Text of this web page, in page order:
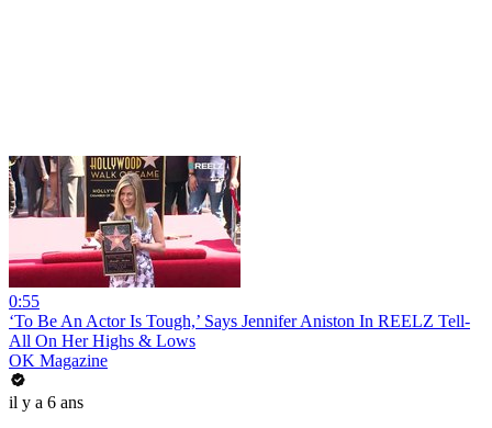
0:55
‘To Be An Actor Is Tough,’ Says Jennifer Aniston In REELZ Tell-
All On Her Highs & Lows
OK Magazine
il y a 6 ans